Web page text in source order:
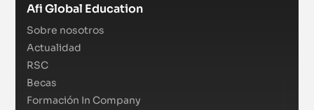
Afi Global Education
Sobre nosotros
Actualidad
RSC
Becas
Formación In Company